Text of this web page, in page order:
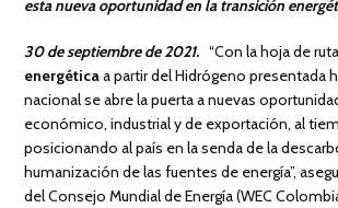
esta nueva oportunidad en la transición
30 de septiembre de 2021. “Con la hoja de
energéticaa partir del Hidrógeno presentada
nacional se abre la puerta a nuevas
económico, industrial y de exportación, al
posicionando al país en la senda de la
humanización de las fuentes de energía”,
del Consejo Mundial de Energía (WEC